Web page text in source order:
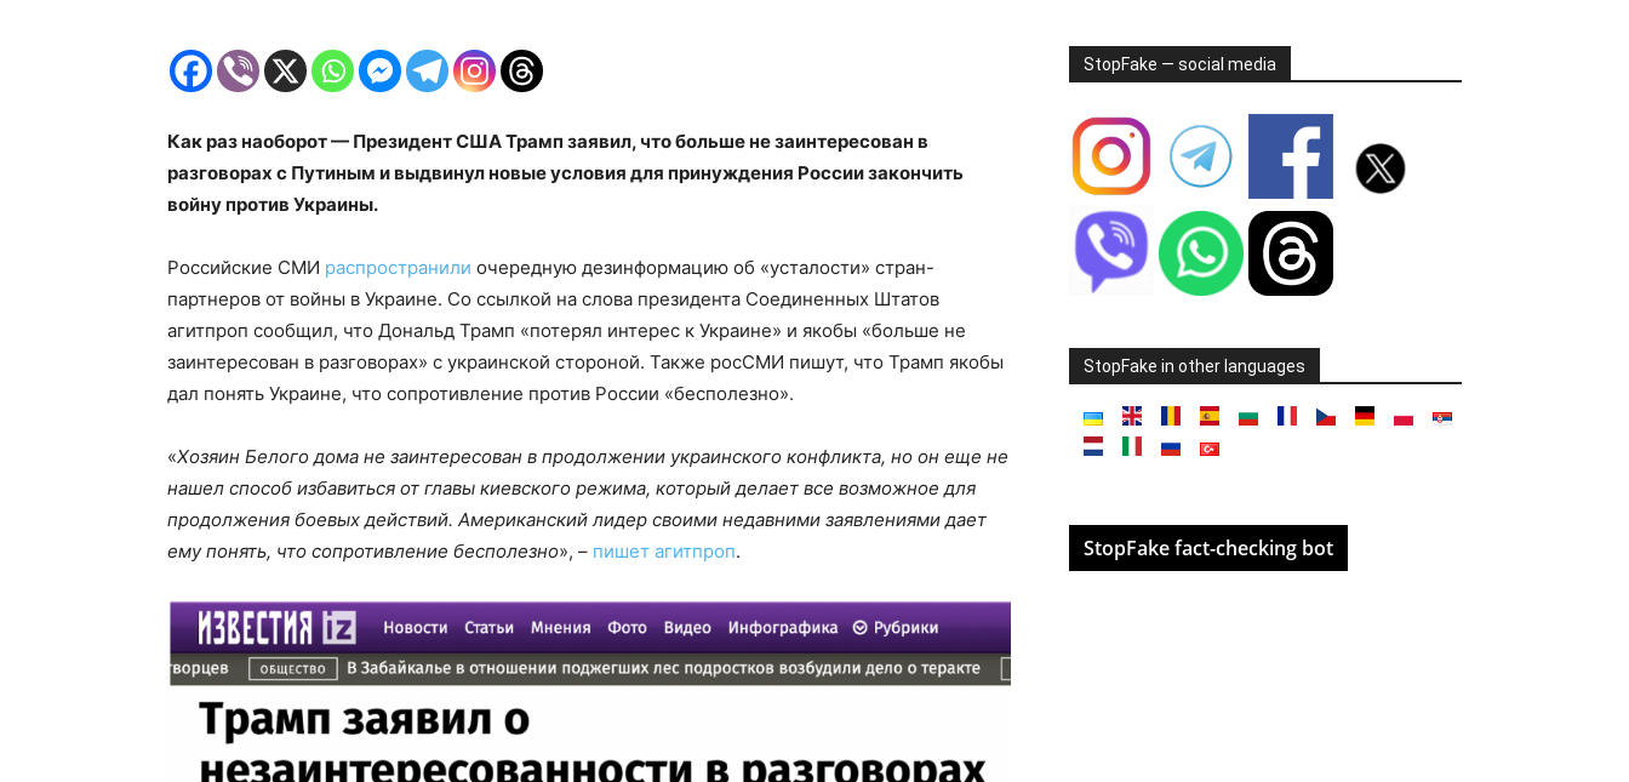
Как раз наоборот — Президент США Трамп заявил, что больше не заинтересован в
разговорах с Путиным и выдвинул новые условия для принуждения России закончить
войну против Украины.
Российские СМИ распространили очередную дезинформацию об «усталости» стран-
партнеров от войны в Украине. Со ссылкой на слова президента Соединенных Штатов
агитпроп сообщил, что Дональд Трамп «потерял интерес к Украине» и якобы «больше не
заинтересован в разговорах» с украинской стороной. Также росСМИ пишут, что Трамп якобы
дал понять Украине, что сопротивление против России «бесполезно».
«Хозяин Белого дома не заинтересован в продолжении украинского конфликта, но он еще не
нашел способ избавиться от главы киевского режима, который делает все возможное для
продолжения боевых действий. Американский лидер своими недавними заявлениями дает
ему понять, что сопротивление бесполезно», – пишет агитпроп.
StopFake — social media
StopFake in other languages
StopFake fact-checking bot